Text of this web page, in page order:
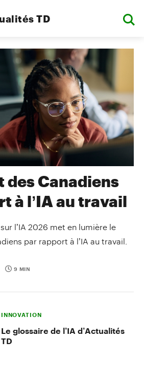
TD
des Canadiens
à l’IA au travail
l’IA 2026 met en lumière le
par rapport à l’IA au travail.
9 MIN
INNOVATION
Le glossaire de l’IA d’Actualités
TD